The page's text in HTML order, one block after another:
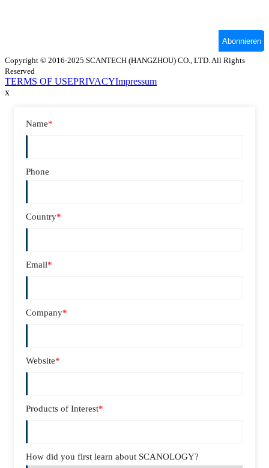
Copyright © 2016-2025 SCANTECH (HANGZHOU) CO., LTD. All Rights
Reserved
TERMS OF USEPRIVACYImpressum
x
Name*
Phone
Country*
Email*
Company*
Website*
Products of Interest*
How did you first learn about SCANOLOGY?